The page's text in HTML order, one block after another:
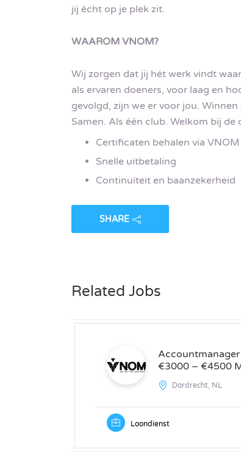
jij écht op je plek zit.
WAAROM VNOM?
Wij zorgen dat jij hét werk vindt
als ervaren doeners, voor laag en
gevolgd, zijn we er voor jou.
Samen. Als één club. Welkom bij
Certificaten behalen via VNOM
Snelle uitbetaling
Continuïteit en baanzekerheid
SHARE
Related Jobs
Accountmanager
€3000 – €4500
Dordrecht, NL
Loondienst